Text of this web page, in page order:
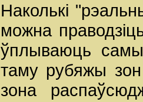
Наколькі
можна
ўплываюць
таму рубяжы
зона